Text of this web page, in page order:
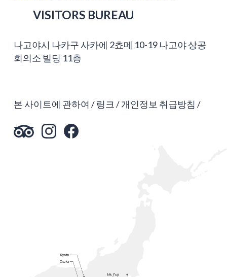
VISITORS BUREAU
나고야시 나카구 사카에 2쵸메 10-19 나고야 상공
회의소 빌딩 11층
본 사이트에 관하여 링크 개인정보 취급방침